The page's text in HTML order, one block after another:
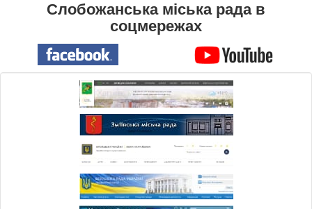
Слобожанська міська рада в
соцмережах